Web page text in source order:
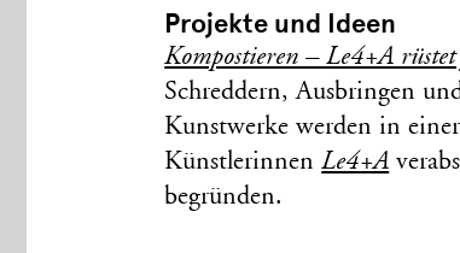
Projekte und Ideen
Kompostieren – Le4+A
Schreddern, Ausbringen
Kunstwerke werden in
KünstlerinnenLe4+A
begründen.